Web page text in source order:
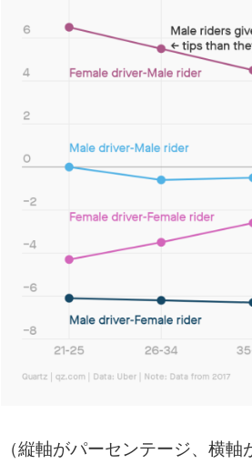
（縦軸がパーセンテージ、横